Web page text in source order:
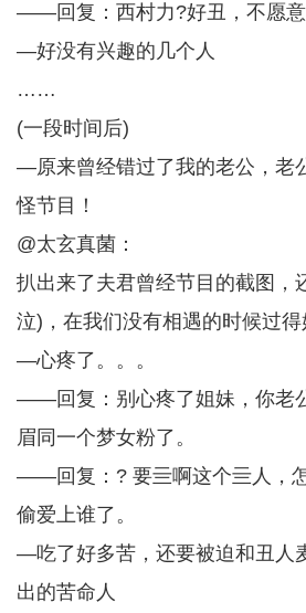
——回复：西村力?好丑，不愿
—好没有兴趣的几个人
……
(一段时间后)
—原来曾经错过了我的老公，老
怪节目！
@太玄真菌：
扒出来了夫君曾经节目的截图，
泣)，在我们没有相遇的时候过得
—心疼了。。。
——回复：别心疼了姐妹，你老
眉同一个梦女粉了。
——回复：? 要亖啊这个亖人，
偷爱上谁了。
—吃了好多苦，还要被迫和丑人
出的苦命人